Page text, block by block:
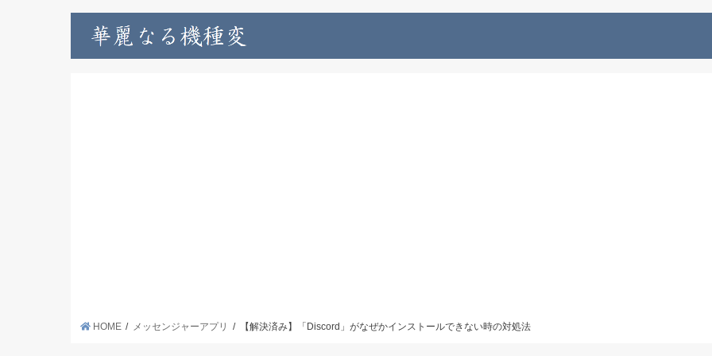
HOME メッセンジャーアプリ 【解決済み】「Discord」がなぜかインストールできない時の対処法